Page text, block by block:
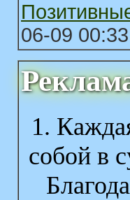
06-09
1.
собой в